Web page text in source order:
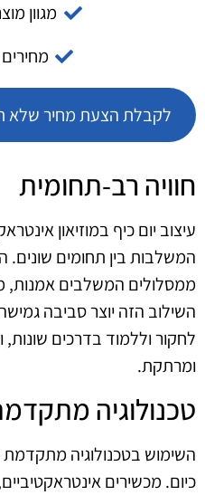
מגוון
לקבלת הצעת מחיר שלא
חוויה רב-תחומית
עיצוב יום כיף במוזיאון
המשלבות בין תחומים שונים.
ממסלולים המשלבים אמנות,
השילוב הזה יוצר סביבה
לחקור וללמוד בדרכים שונות,
ומרתקת.
טכנולוגיה
השימוש בטכנולוגיה
כיום. מכשירים